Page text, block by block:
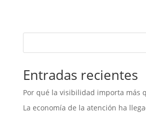
Entradas recientes
Por qué la visibilidad importa más
La economía de la atención ha